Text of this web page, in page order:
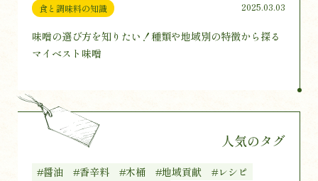
食と調味料の知識 2025.03.03
味噌の選び方を知りたい！種類や地域別の特徴から探る
マイベスト味噌
人気のタグ
#醤油 #香辛料 #木桶 #地域貢献
#レシピ